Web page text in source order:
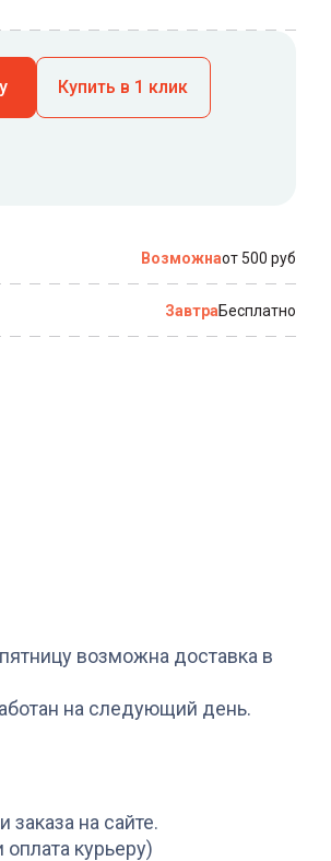
Купить в 1 клик
Возможнаот 500 руб
ЗавтраБесплатно
возможна доставка в
на следующий день.
на сайте.
курьеру)